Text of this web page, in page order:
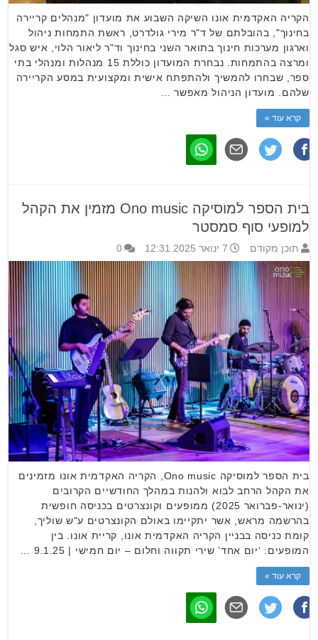
הקריה האקדמית אונו השיקה השבוע את מועדון "מנהלים קריירה
בחינוך", בהובלתם של ד"ר מירי גולדרט, ראשת התמחות ניהול
וארגון מערכות חינוך בתואר השני בחינוך וד"ר ליאור הלוי, איש סגל
ומרצה בהתמחות. נבחרת המועדון כוללת 15 מנהלות ומנהלי בתי
ספר, שבחרו להמשיך ולהתפתח אישית ומקצועית במסע הקריירה
שלהם. מועדון הניהול מאפשר …
קרא עוד »
בית הספר למוסיקה Ono music מזמין את הקהל
למופעי סוף סמסטר
תוכן מקודם 7 ינואר 2025 12:31 0
בית הספר למוסיקה Ono music, הקריה האקדמית אונו מזמינים
את הקהל הרחב לבוא ולהנות במהלך החודשיים הקרובים
(ינואר-פברואר 2025) ממופעים וקונצרטים בכניסה חופשית
בהרשמה מראש, אשר יתקיימו באולם הקונצרטים ע"ש שוליך,
קומת כניסה בבניין הקריה האקדמית אונו, קריית אונו. בין
המופעים: ‘יום אחד’ שירי תקווה וחלום – יום חמישי | 9.1.25 …
קרא עוד »